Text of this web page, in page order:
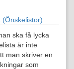
(Önskelistor)
ska få lycka
är inte
man skriver en
som